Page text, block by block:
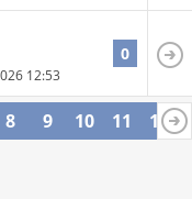
12:53
0
8 9 10 11
12